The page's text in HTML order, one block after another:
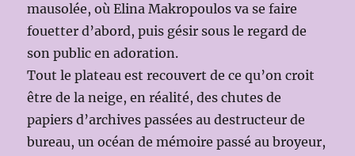
mausolée, où Elina Makropoulos va se faire
fouetter d’abord, puis gésir sous le regard de
son public en adoration.
Tout le plateau est recouvert de ce qu’on croit
être de la neige, en réalité, des chutes de
papiers d’archives passées au destructeur de
bureau, un océan de mémoire passé au broyeur,